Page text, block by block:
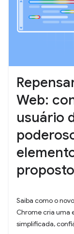
Web:
usuário
Saiba como o
Chrome cria uma
simplificada,